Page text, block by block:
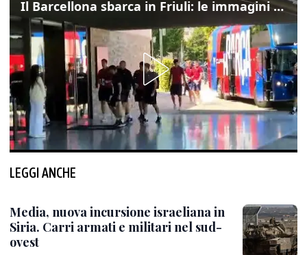
Il Barcellona sbarca in Friuli: le immagini dell'arrivo in albergo
LEGGI ANCHE
Media, nuova incursione israeliana in
Siria. Carri armati e militari nel sud-
ovest